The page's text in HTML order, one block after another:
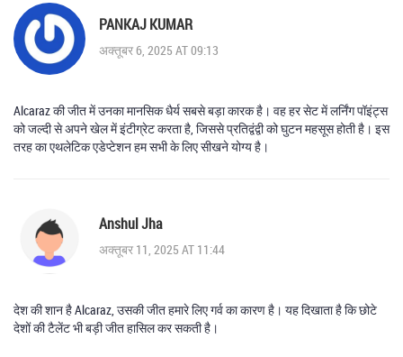
PANKAJ KUMAR
अक्तूबर 6, 2025 AT 09:13
Alcaraz की जीत में उनका मानसिक धैर्य सबसे बड़ा कारक है। वह हर सेट में लर्निंग पॉइंट्स
को जल्दी से अपने खेल में इंटीग्रेट करता है, जिससे प्रतिद्वंद्वी को घुटन महसूस होती है। इस
तरह का एथलेटिक एडेप्टेशन हम सभी के लिए सीखने योग्य है।
Anshul Jha
अक्तूबर 11, 2025 AT 11:44
देश की शान है Alcaraz, उसकी जीत हमारे लिए गर्व का कारण है। यह दिखाता है कि छोटे
देशों की टैलेंट भी बड़ी जीत हासिल कर सकती है।